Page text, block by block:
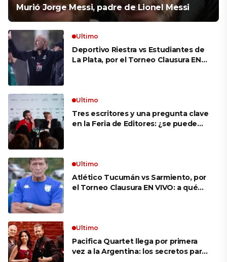
Murió Jorge Messi, padre de Lionel Messi
Ultimo
Deportivo Riestra vs Estudiantes de
La Plata, por el Torneo Clausura EN
Ultimo
Tres escritores y una pregunta clave
en la Feria de Editores: ¿se puede
Ultimo
Atlético Tucumán vs Sarmiento, por
el Torneo Clausura EN VIVO: a qué
Ultimo
Pacifica Quartet llega por primera
vez a la Argentina: los secretos para